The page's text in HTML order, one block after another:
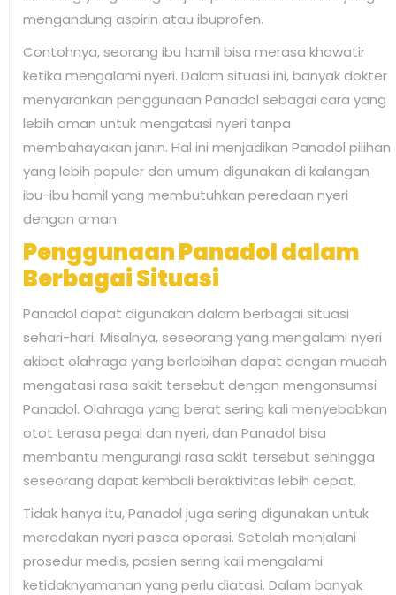
mengandung aspirin atau ibuprofen.
Contohnya, seorang ibu hamil bisa merasa khawatir
ketika mengalami nyeri. Dalam situasi ini, banyak dokter
menyarankan penggunaan Panadol sebagai cara yang
lebih aman untuk mengatasi nyeri tanpa
membahayakan janin. Hal ini menjadikan Panadol pilihan
yang lebih populer dan umum digunakan di kalangan
ibu-ibu hamil yang membutuhkan peredaan nyeri
dengan aman.
Penggunaan Panadol dalam
Berbagai Situasi
Panadol dapat digunakan dalam berbagai situasi
sehari-hari. Misalnya, seseorang yang mengalami nyeri
akibat olahraga yang berlebihan dapat dengan mudah
mengatasi rasa sakit tersebut dengan mengonsumsi
Panadol. Olahraga yang berat sering kali menyebabkan
otot terasa pegal dan nyeri, dan Panadol bisa
membantu mengurangi rasa sakit tersebut sehingga
seseorang dapat kembali beraktivitas lebih cepat.
Tidak hanya itu, Panadol juga sering digunakan untuk
meredakan nyeri pasca operasi. Setelah menjalani
prosedur medis, pasien sering kali mengalami
ketidaknyamanan yang perlu diatasi. Dalam banyak